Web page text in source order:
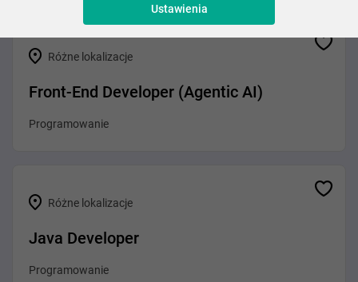
Różne lokalizacje
Front-End Developer (Agentic AI)
Programowanie
Różne lokalizacje
Java Developer
Programowanie
Ustawienia